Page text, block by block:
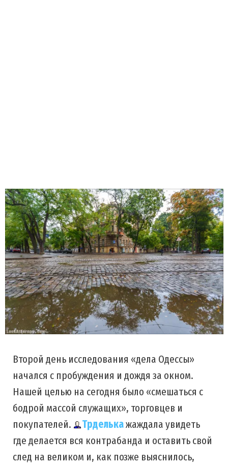
Второй день исследования «дела Одессы»
начался с пробуждения и дождя за окном.
Нашей целью на сегодня было «смешаться с
бодрой массой служащих», торговцев и
покупателей.
Трделькажаждала увидеть
где делается вся контрабанда и оставить свой
след на великом и, как позже выяснилось,